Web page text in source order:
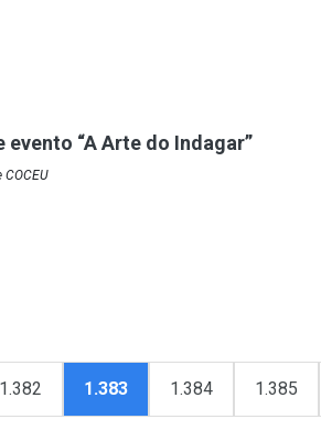
evento “A Arte do Indagar”
1.382 1.383 1.384 1.385